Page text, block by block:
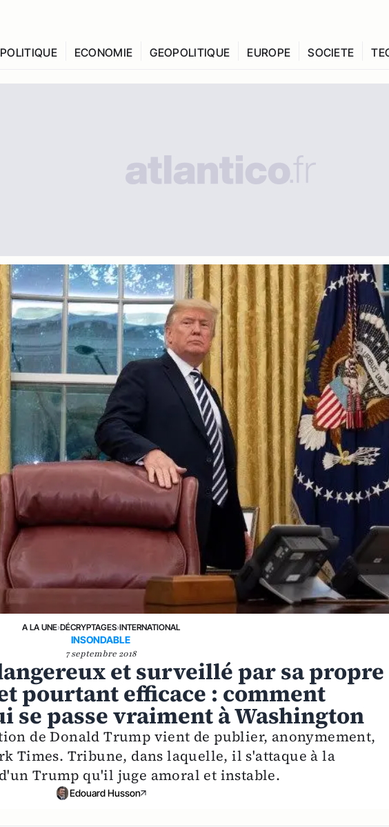
POLITIQUE ECONOMIE GEOPOLITIQUE EUROPE SOCIETE
A LA UNE›DÉCRYPTAGES›INTERNATIONAL
INSONDABLE
7 septembre 2018
et surveillé par sa propre
pourtant efficace : comment
se passe vraiment à Washington
de Donald Trump vient de publier, anonymement,
Times. Tribune, dans laquelle, il s'attaque à la
Trump qu'il juge amoral et instable.
Edouard Husson